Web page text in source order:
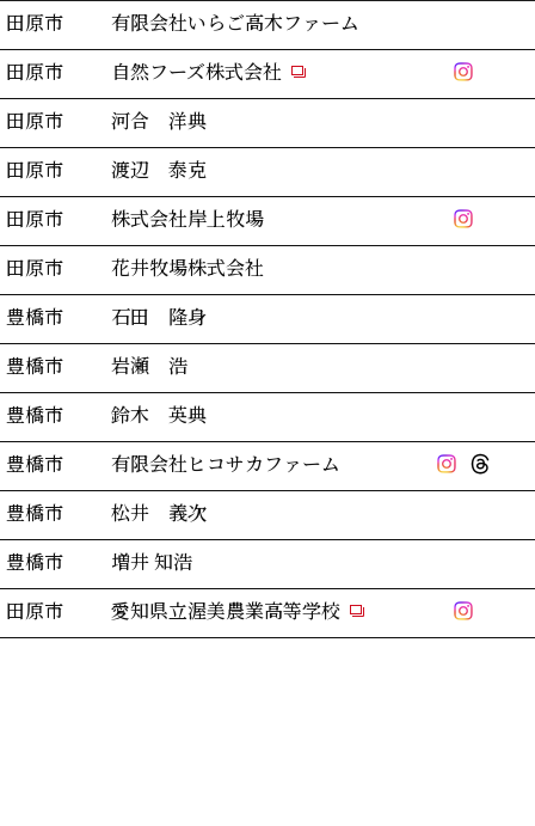
田原市
有限会社いらご高木ファーム
田原市
自然フーズ株式会社
田原市
河合 洋典
田原市
渡辺 泰克
田原市
株式会社岸上牧場
田原市
花井牧場株式会社
豊橋市
石田 隆身
豊橋市
岩瀬 浩
豊橋市
鈴木 英典
豊橋市
有限会社ヒコサカファーム
豊橋市
松井 義次
豊橋市
増井 知浩
田原市
愛知県立渥美農業高等学校